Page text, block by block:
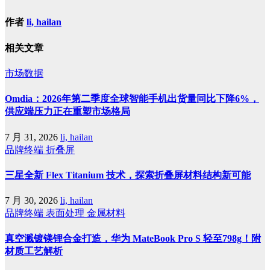
作者 li, hailan
相关文章
市场数据
Omdia：2026年第二季度全球智能手机出货量同比下降6%，
供应端压力正在重塑市场格局
7 月 31, 2026 li, hailan
品牌终端 折叠屏
三星全新 Flex Titanium 技术，探索折叠屏材料结构新可能
7 月 30, 2026 li, hailan
品牌终端 表面处理 金属材料
真空溅镀镁锂合金打造，华为 MateBook Pro S 轻至798g！附
材质工艺解析